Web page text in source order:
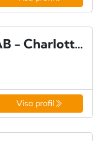
Edab Industrilackering AB - Charlottenberg
Visa profil